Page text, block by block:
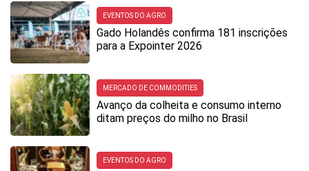
EVENTOS DO AGRO
Gado Holandês confirma 181 inscrições
para a Expointer 2026
MERCADO DE COMMODITIES
Avanço da colheita e consumo interno
ditam preços do milho no Brasil
EVENTOS DO AGRO